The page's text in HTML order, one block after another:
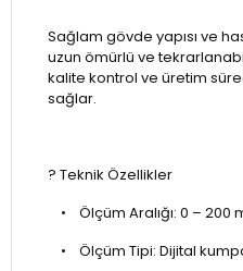
Sağlam gövde yapısı ve
uzun ömürlü ve
kalite kontrol ve üretim
sağlar.
? Teknik Özellikler
• Ölçüm Aralığı: 0 – 200
• Ölçüm Tipi: Dijital